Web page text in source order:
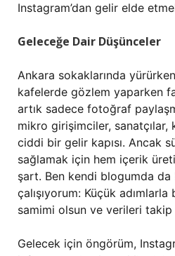
Instagram’dan gelir elde
Geleceğe Dair Düşünceler
Ankara sokaklarında yürürken
kafelerde gözlem yaparken
artık sadece fotoğraf
mikro girişimciler,
ciddi bir gelir kapısı. Ancak
sağlamak için hem içerik
şart. Ben kendi blogumda da
çalışıyorum: Küçük adımlarla
samimi olsun ve verileri takip
Gelecek için öngörüm,